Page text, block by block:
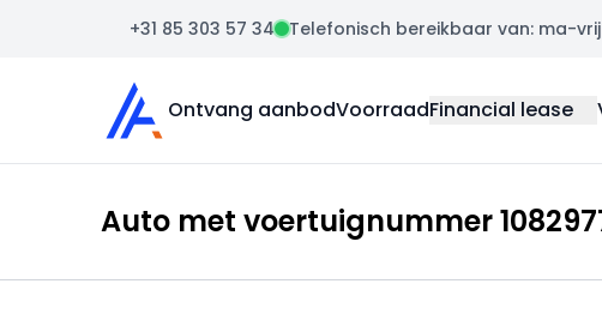
+31 85 303 57 34 Telefonisch bereikbaar van: ma-vrij
Auto Atlas
Ontvang aanbodVoorraadFinancial lease
Auto met voertuignummer